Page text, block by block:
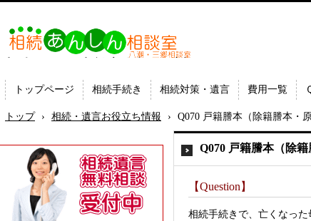
続手続 名義変更 遺言なら埼玉県
の司法書士法人ひびき
トップページ 相続手続き 相続対策・遺言 費用一覧
トップ › 相続・遺言お役立ち情報 › Q070 戸籍謄本（除籍謄本・
Q070 戸籍謄本（除
【Question】
相続手続きで、亡くなっ